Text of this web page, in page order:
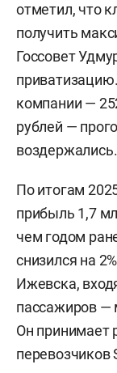
отметил, что
получить
Госсовет
компании —
рублей —
воздержались.
По итогам
прибыль 1,7
чем годом
снизился на
Ижевска,
пассажиров —
Он принимает
перевозчиков